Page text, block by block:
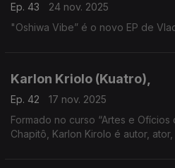
Ep. 43
24 nov. 2025
"Oshiwa Vibe” é o novo EP de
Karlon Kriolo (Kuatro),
Ep. 42
17 nov. 2025
Formado no curso “Artes e
Chapitô, Karlon Kirolo é autor,